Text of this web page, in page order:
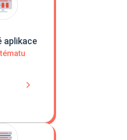
aplikace